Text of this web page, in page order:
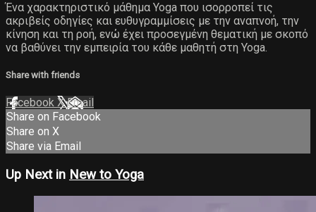
Ένα χαρακτηριστικό μάθημα Yoga που ισορροπεί τις
ακριβείς οδηγίες και ευθυγραμμίσεις με την αναπνοή, την
κίνηση και τη ροή, ενώ έχει προσεγμένη θεματική με σκοπό
να βαθύνει την εμπειρία του κάθε μαθητή στη Yoga.
Share with friends
Facebook XEmail
Share on Facebook
Share on X
Share via Email
Up Next in New to Yoga